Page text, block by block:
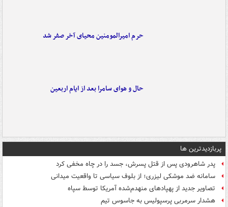
حرم امیرالمومنین محیای آخر صفر شد
حال و هوای سامرا بعد از ایام اربعین
پربازدیدترین ها
پدر شاهرودی پس از قتل پسرش، جسد را در چاه مخفی کرد
سامانه ضد موشکی لیزری؛ از بلوف سیاسی تا واقعیت میدانی
تصاویر جدید از پهپادهای منهدم‌شده آمریکا توسط سپاه
هشدار سرمربی پرسپولیس به جاسوس تیم